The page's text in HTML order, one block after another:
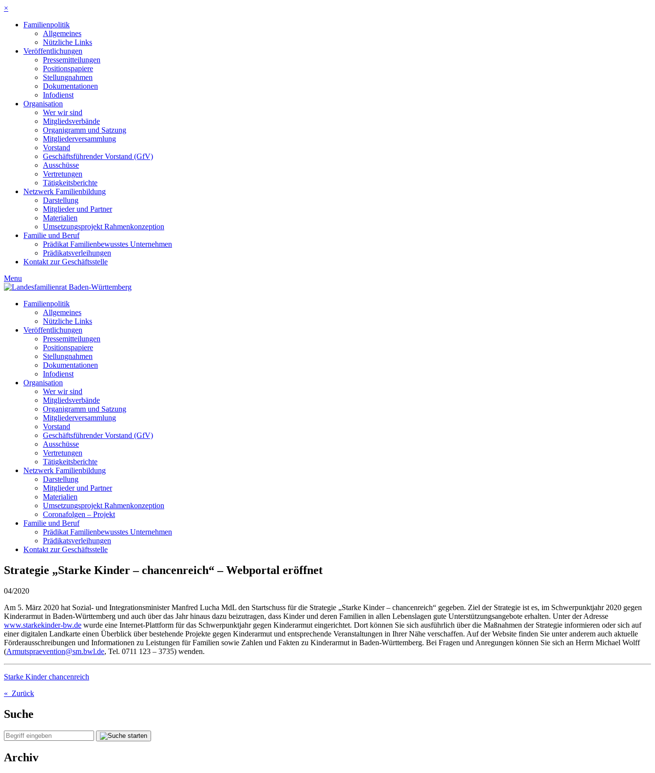
×
Familienpolitik
Allgemeines
Nützliche Links
Veröffentlichungen
Pressemitteilungen
Positionspapiere
Stellungnahmen
Dokumentationen
Infodienst
Organisation
Wer wir sind
Mitgliedsverbände
Organigramm und Satzung
Mitgliederversammlung
Vorstand
Geschäftsführender Vorstand (GfV)
Ausschüsse
Vertretungen
Tätigkeitsberichte
Netzwerk Familienbildung
Darstellung
Mitglieder und Partner
Materialien
Umsetzungsprojekt Rahmenkonzeption
Familie und Beruf
Prädikat Familienbewusstes Unternehmen
Prädikatsverleihungen
Kontakt zur Geschäftsstelle
Menu
Familienpolitik
Allgemeines
Nützliche Links
Veröffentlichungen
Pressemitteilungen
Positionspapiere
Stellungnahmen
Dokumentationen
Infodienst
Organisation
Wer wir sind
Mitgliedsverbände
Organigramm und Satzung
Mitgliederversammlung
Vorstand
Geschäftsführender Vorstand (GfV)
Ausschüsse
Vertretungen
Tätigkeitsberichte
Netzwerk Familienbildung
Darstellung
Mitglieder und Partner
Materialien
Umsetzungsprojekt Rahmenkonzeption
Coronafolgen – Projekt
Familie und Beruf
Prädikat Familienbewusstes Unternehmen
Prädikatsverleihungen
Kontakt zur Geschäftsstelle
Strategie „Starke Kinder – chancenreich“ – Webportal eröffnet
04/2020
Am 5. März 2020 hat Sozial- und Integrationsminister Manfred Lucha MdL den Startschuss für die Strategie „Starke Kinder – chancenreich“ gegeben. Ziel der Strategie ist es, im Schwerpunktjahr 2020 gegen
Kinderarmut in Baden-Württemberg und auch über das Jahr hinaus dazu beizutragen, dass Kinder und deren Familien in allen Lebenslagen gute Unterstützungsangebote erhalten. Unter der Adresse
www.starkekinder-bw.de wurde eine Internet-Plattform für das Schwerpunktjahr gegen Kinderarmut eingerichtet. Dort können Sie sich ausführlich über die Maßnahmen der Strategie informieren oder sich auf
einer digitalen Landkarte einen Überblick über bestehende Projekte gegen Kinderarmut und entsprechende Veranstaltungen in Ihrer Nähe verschaffen. Auf der Website finden Sie unter anderem auch aktuelle
Förderausschreibungen und Informationen zu Leistungen für Familien sowie Zahlen und Fakten zu Kinderarmut in Baden-Württemberg. Bei Fragen und Anregungen können Sie sich an Herrn Michael Wolff
(Armutspraevention@sm.bwl.de, Tel. 0711 123 – 3735) wenden.
Starke Kinder chancenreich
« Zurück
Suche
Archiv